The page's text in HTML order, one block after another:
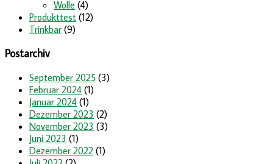
Wolle (4)
Produkttest (12)
Trinkbar (9)
Postarchiv
September 2025 (3)
Februar 2024 (1)
Januar 2024 (1)
Dezember 2023 (2)
November 2023 (3)
Juni 2023 (1)
Dezember 2022 (1)